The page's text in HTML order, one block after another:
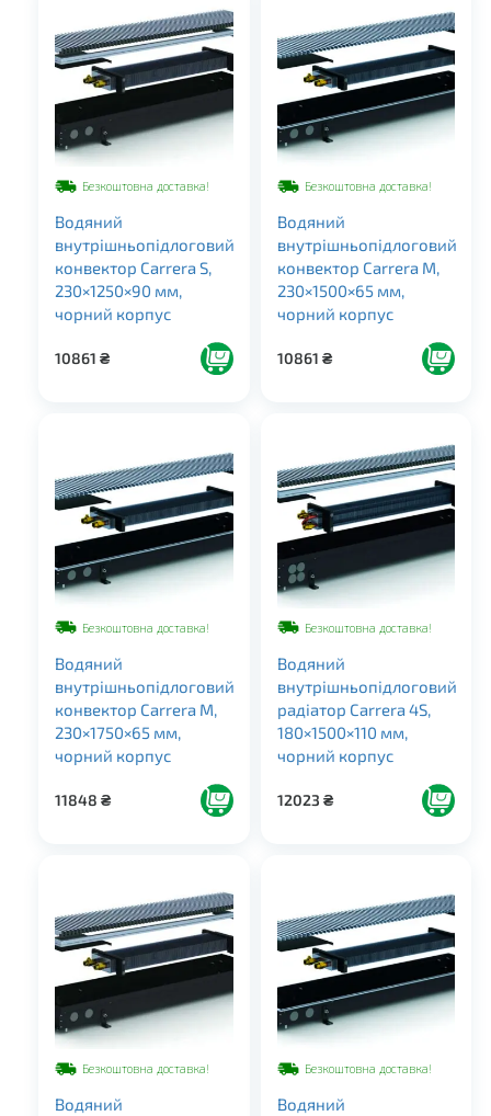
Безкоштовна доставка!
Водяний
внутрішньопідлоговий
конвектор Carrera S,
230×1250×90 мм,
чорний корпус
10861 ₴
Безкоштовна доставка!
Водяний
внутрішньопідлоговий
конвектор Carrera M,
230×1500×65 мм,
чорний корпус
10861 ₴
Безкоштовна доставка!
Водяний
внутрішньопідлоговий
конвектор Carrera M,
230×1750×65 мм,
чорний корпус
11848 ₴
Безкоштовна доставка!
Водяний
внутрішньопідлоговий
радіатор Carrera 4S,
180×1500×110 мм,
чорний корпус
12023 ₴
Безкоштовна доставка!
Водяний
Безкоштовна доставка!
Водяний